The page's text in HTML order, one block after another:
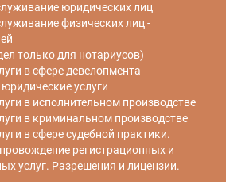
юридических лиц
физических лиц -
только для нотариусов)
в сфере девелопмента
услуги
в исполнительном производстве
в криминальном производстве
в сфере судебной практики.
регистрационных и
услуг. Разрешения и лицензии.